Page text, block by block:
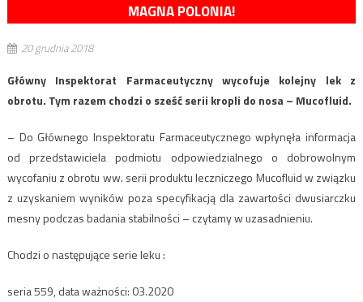
MAGNA POLONIA!
20 grudnia 2018
Główny Inspektorat Farmaceutyczny wycofuje kolejny lek z
obrotu. Tym razem chodzi o sześć serii kropli do nosa – Mucofluid.
– Do Głównego Inspektoratu Farmaceutycznego wpłynęła informacja
od przedstawiciela podmiotu odpowiedzialnego o dobrowolnym
wycofaniu z obrotu ww. serii produktu leczniczego Mucofluid w związku
z uzyskaniem wyników poza specyfikacją dla zawartości dwusiarczku
mesny podczas badania stabilności – czytamy w uzasadnieniu.
Chodzi o następujące serie leku :
seria 559, data ważności: 03.2020